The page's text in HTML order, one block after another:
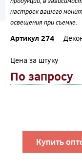
настроек вашего
освещения при съемке.
Артикул 274
Цена за штуку
По запросу
Купить